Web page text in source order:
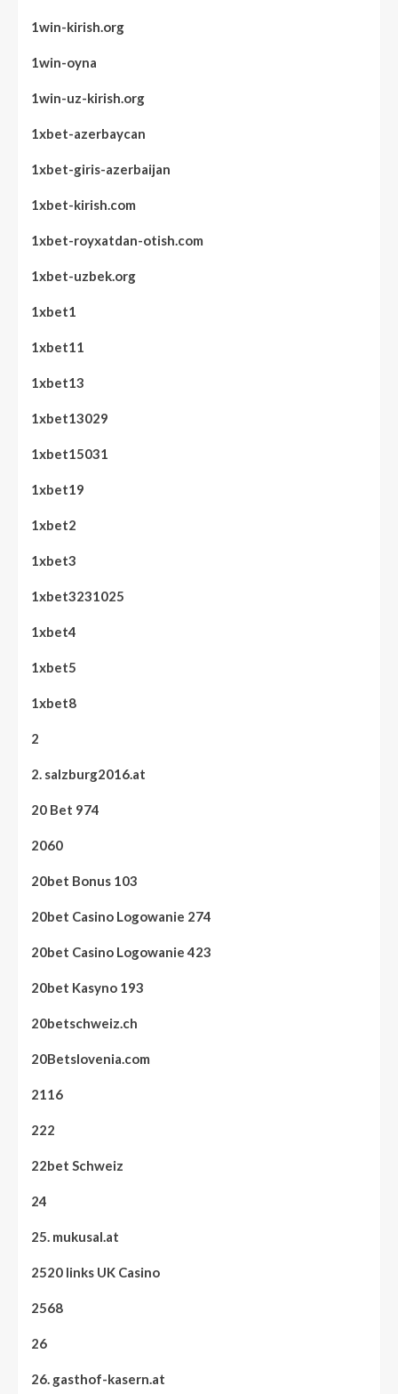
1win-kirish.org
1win-oyna
1win-uz-kirish.org
1xbet-azerbaycan
1xbet-giris-azerbaijan
1xbet-kirish.com
1xbet-royxatdan-otish.com
1xbet-uzbek.org
1xbet1
1xbet11
1xbet13
1xbet13029
1xbet15031
1xbet19
1xbet2
1xbet3
1xbet3231025
1xbet4
1xbet5
1xbet8
2
2. salzburg2016.at
20 Bet 974
2060
20bet Bonus 103
20bet Casino Logowanie 274
20bet Casino Logowanie 423
20bet Kasyno 193
20betschweiz.ch
20Betslovenia.com
2116
222
22bet Schweiz
24
25. mukusal.at
2520 links UK Casino
2568
26
26. gasthof-kasern.at